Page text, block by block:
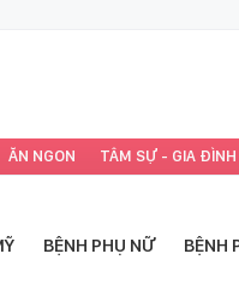
ĂN NGON TÂM SỰ - GIA ĐÌNH
BỆNH PHỤ NỮ BỆNH